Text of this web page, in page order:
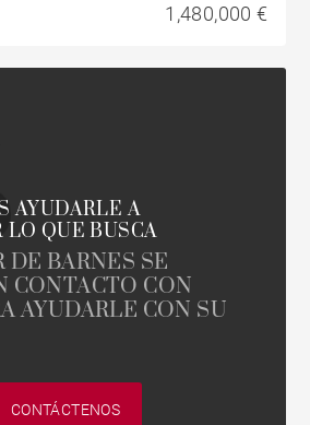
1,480,000 €
AYUDARLE A
LO QUE BUSCA
DE BARNES SE
CONTACTO CON
AYUDARLE CON SU
CONTÁCTENOS